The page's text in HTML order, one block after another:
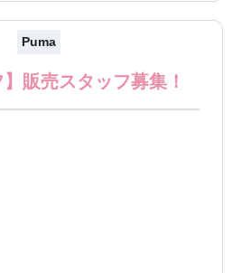
Puma
】販売スタッフ募集！